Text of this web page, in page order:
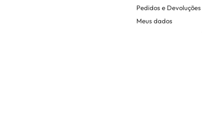
Pedidos e Devoluções
Meus dados